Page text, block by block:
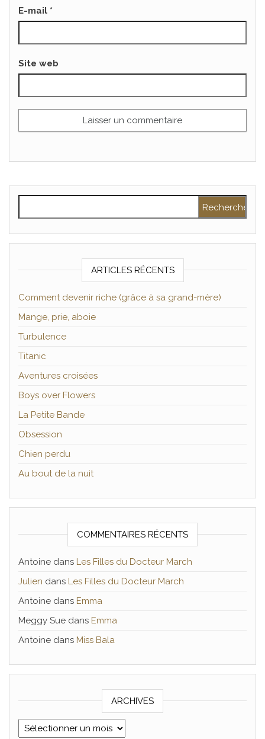
E-mail *
Site web
ARTICLES RÉCENTS
Comment devenir riche (grâce à sa grand-mère)
Mange, prie, aboie
Turbulence
Titanic
Aventures croisées
Boys over Flowers
La Petite Bande
Obsession
Chien perdu
Au bout de la nuit
COMMENTAIRES RÉCENTS
Antoine dans Les Filles du Docteur March
Julien dans Les Filles du Docteur March
Antoine dans Emma
Meggy Sue dans Emma
Antoine dans Miss Bala
ARCHIVES
Archives